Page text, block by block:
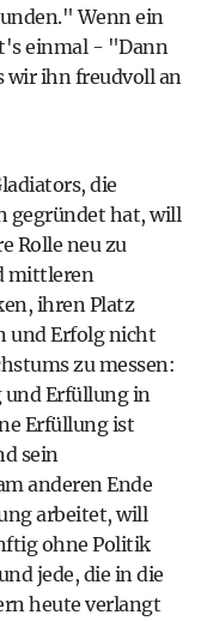
Wenn ein
einmal - "Dann
wir ihn freudvoll an
die
gegründet hat, will
Rolle neu zu
mittleren
ihren Platz
und Erfolg nicht
zu messen:
und Erfüllung in
Erfüllung ist
sein
anderen Ende
arbeitet, will
ohne Politik
jede, die in die
heute verlangt